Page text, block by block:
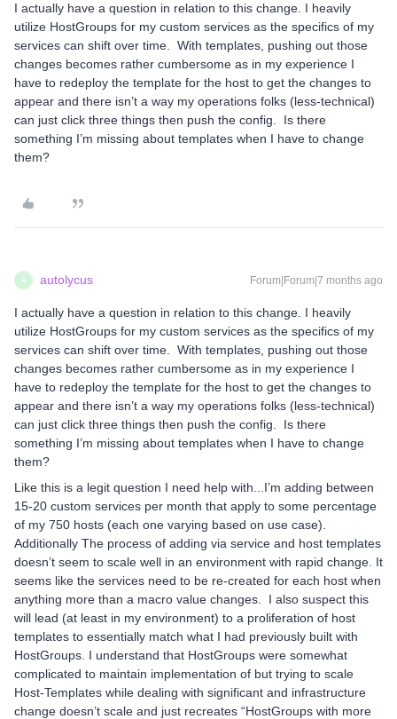
I actually have a question in relation to this change. I heavily
utilize HostGroups for my custom services as the specifics of my
services can shift over time. With templates, pushing out those
changes becomes rather cumbersome as in my experience I
have to redeploy the template for the host to get the changes to
appear and there isn’t a way my operations folks (less-technical)
can just click three things then push the config. Is there
something I’m missing about templates when I have to change
them?
A autolycus Forum|Forum|7 months ago
I actually have a question in relation to this change. I heavily
utilize HostGroups for my custom services as the specifics of my
services can shift over time. With templates, pushing out those
changes becomes rather cumbersome as in my experience I
have to redeploy the template for the host to get the changes to
appear and there isn’t a way my operations folks (less-technical)
can just click three things then push the config. Is there
something I’m missing about templates when I have to change
them?
Like this is a legit question I need help with...I’m adding between
15-20 custom services per month that apply to some percentage
of my 750 hosts (each one varying based on use case).
Additionally The process of adding via service and host templates
doesn’t seem to scale well in an environment with rapid change. It
seems like the services need to be re-created for each host when
anything more than a macro value changes. I also suspect this
will lead (at least in my environment) to a proliferation of host
templates to essentially match what I had previously built with
HostGroups. I understand that HostGroups were somewhat
complicated to maintain implementation of but trying to scale
Host-Templates while dealing with significant and infrastructure
change doesn’t scale and just recreates “HostGroups with more